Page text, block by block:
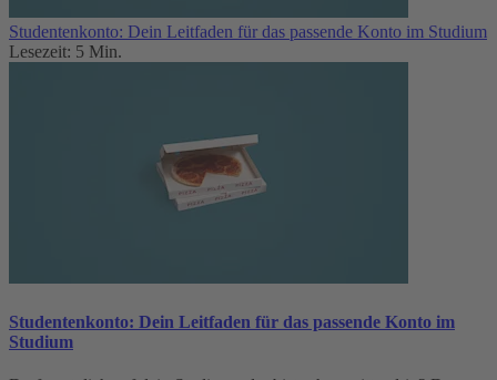
Studentenkonto: Dein Leitfaden für das passende Konto im Studium
Lesezeit: 5 Min.
Studentenkonto: Dein Leitfaden für das passende Konto im
Studium